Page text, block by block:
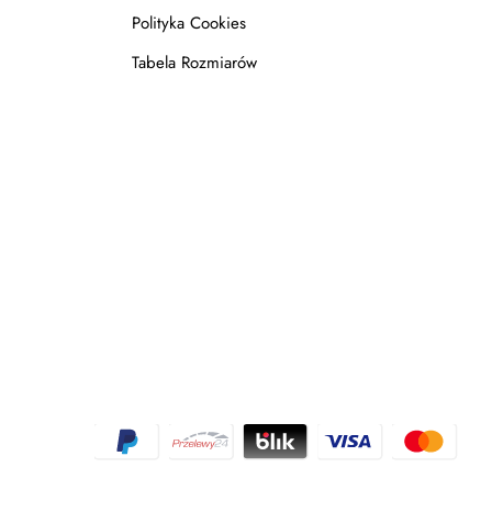
Polityka Cookies
Tabela Rozmiarów